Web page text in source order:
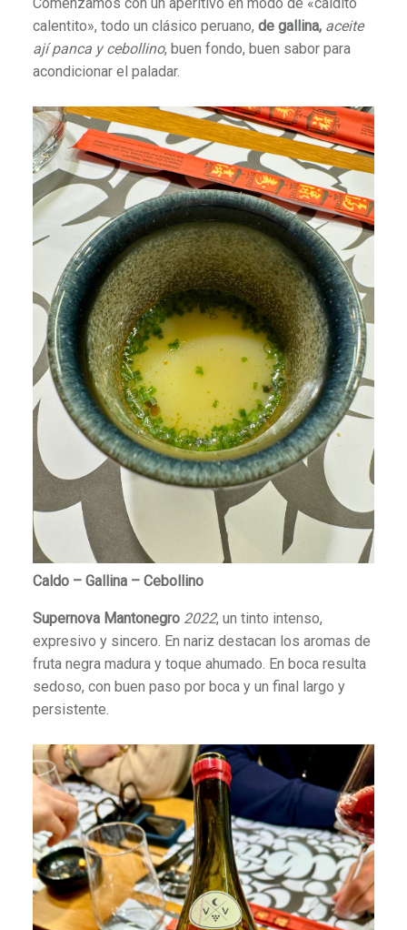
Comenzamos con un aperitivo en modo de «caldito
calentito», todo un clásico peruano, de gallina, aceite
ají panca y cebollino, buen fondo, buen sabor para
acondicionar el paladar.
Caldo – Gallina – Cebollino
Supernova Mantonegro 2022, un tinto intenso,
expresivo y sincero. En nariz destacan los aromas de
fruta negra madura y toque ahumado. En boca resulta
sedoso, con buen paso por boca y un final largo y
persistente.